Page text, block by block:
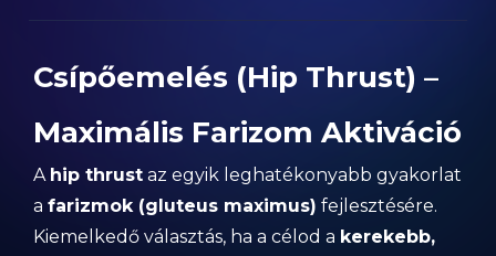
Csípőemelés (Hip Thrust) –
Maximális Farizom Aktiváció
A hip thrust az egyik leghatékonyabb gyakorlat
a farizmok (gluteus maximus) fejlesztésére.
Kiemelkedő választás, ha a célod a kerekebb,